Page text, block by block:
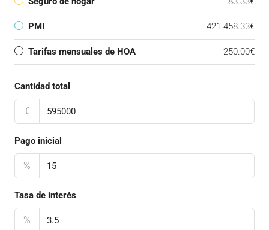
PMI 421.458.33€
Tarifas mensuales de HOA 250.00€
Cantidad total
€
Pago inicial
%
Tasa de interés
%